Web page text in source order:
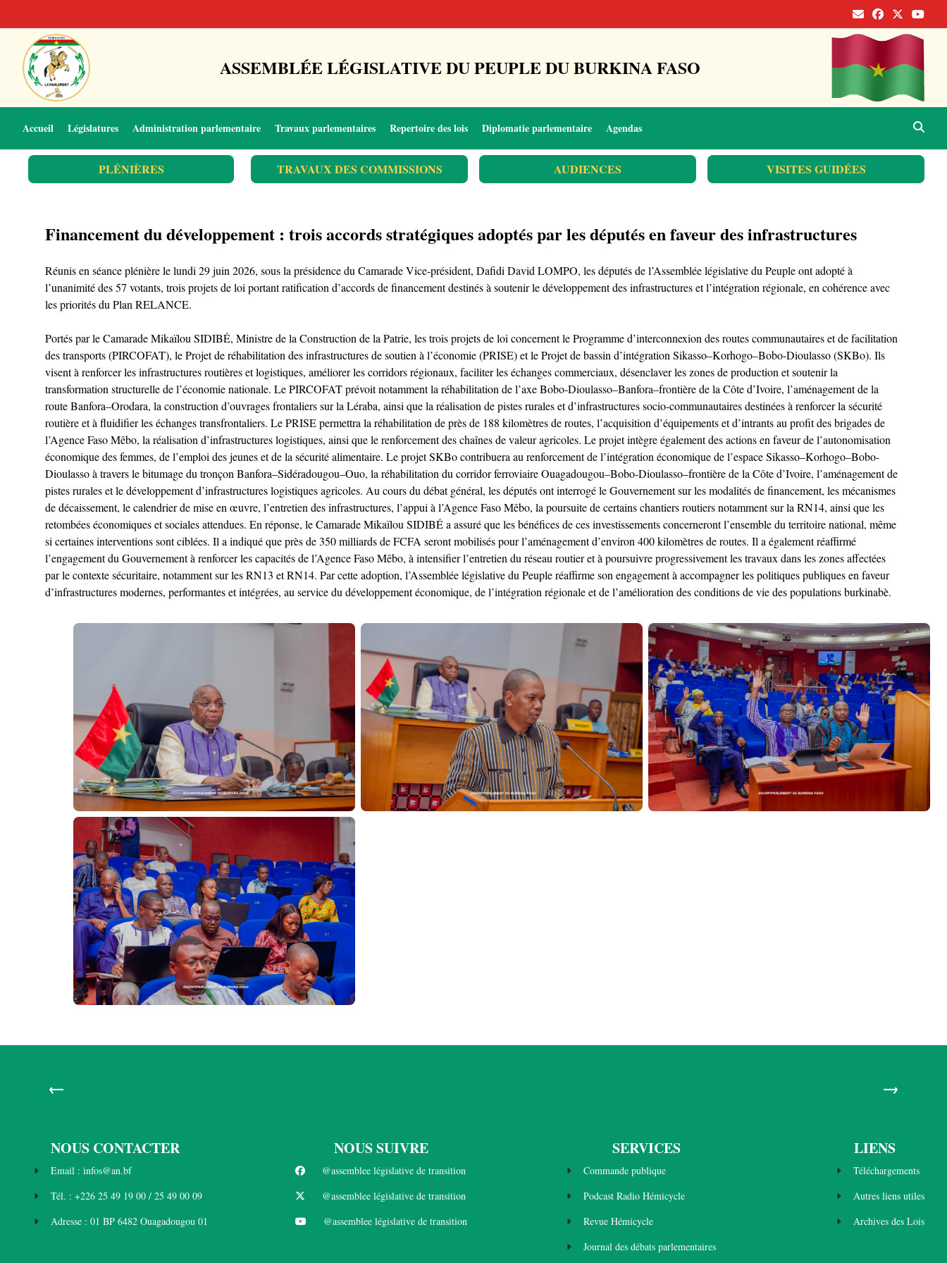
ASSEMBLÉE LÉGISLATIVE DU PEUPLE DU BURKINA FASO
Accueil Législatures Administration parlementaire Travaux parlementaires Repertoire des lois Diplomatie parlementaire Agendas
PLÉNIÈRES TRAVAUX DES COMMISSIONS AUDIENCES VISITES GUIDÉES
Financement du développement : trois accords stratégiques adoptés par les députés en faveur des infrastructures
Réunis en séance plénière le lundi 29 juin 2026, sous la présidence du Camarade Vice-président, Dafidi David LOMPO, les députés de l’Assemblée législative du Peuple ont adopté à
l’unanimité des 57 votants, trois projets de loi portant ratification d’accords de financement destinés à soutenir le développement des infrastructures et l’intégration régionale, en cohérence avec
les priorités du Plan RELANCE.
Portés par le Camarade Mikaïlou SIDIBÉ, Ministre de la Construction de la Patrie, les trois projets de loi concernent le Programme d’interconnexion des routes communautaires et de facilitation
des transports (PIRCOFAT), le Projet de réhabilitation des infrastructures de soutien à l’économie (PRISE) et le Projet de bassin d’intégration Sikasso–Korhogo–Bobo-Dioulasso (SKBo). Ils
visent à renforcer les infrastructures routières et logistiques, améliorer les corridors régionaux, faciliter les échanges commerciaux, désenclaver les zones de production et soutenir la
transformation structurelle de l’économie nationale. Le PIRCOFAT prévoit notamment la réhabilitation de l’axe Bobo-Dioulasso–Banfora–frontière de la Côte d’Ivoire, l’aménagement de la
route Banfora–Orodara, la construction d’ouvrages frontaliers sur la Léraba, ainsi que la réalisation de pistes rurales et d’infrastructures socio-communautaires destinées à renforcer la sécurité
routière et à fluidifier les échanges transfrontaliers. Le PRISE permettra la réhabilitation de près de 188 kilomètres de routes, l’acquisition d’équipements et d’intrants au profit des brigades de
l’Agence Faso Mêbo, la réalisation d’infrastructures logistiques, ainsi que le renforcement des chaînes de valeur agricoles. Le projet intègre également des actions en faveur de l’autonomisation
économique des femmes, de l’emploi des jeunes et de la sécurité alimentaire. Le projet SKBo contribuera au renforcement de l’intégration économique de l’espace Sikasso–Korhogo–Bobo-
Dioulasso à travers le bitumage du tronçon Banfora–Sidéradougou–Ouo, la réhabilitation du corridor ferroviaire Ouagadougou–Bobo-Dioulasso–frontière de la Côte d’Ivoire, l’aménagement de
pistes rurales et le développement d’infrastructures logistiques agricoles. Au cours du débat général, les députés ont interrogé le Gouvernement sur les modalités de financement, les mécanismes
de décaissement, le calendrier de mise en œuvre, l’entretien des infrastructures, l’appui à l’Agence Faso Mêbo, la poursuite de certains chantiers routiers notamment sur la RN14, ainsi que les
retombées économiques et sociales attendues. En réponse, le Camarade Mikaïlou SIDIBÉ a assuré que les bénéfices de ces investissements concerneront l’ensemble du territoire national, même
si certaines interventions sont ciblées. Il a indiqué que près de 350 milliards de FCFA seront mobilisés pour l’aménagement d’environ 400 kilomètres de routes. Il a également réaffirmé
l’engagement du Gouvernement à renforcer les capacités de l’Agence Faso Mêbo, à intensifier l’entretien du réseau routier et à poursuivre progressivement les travaux dans les zones affectées
par le contexte sécuritaire, notamment sur les RN13 et RN14. Par cette adoption, l’Assemblée législative du Peuple réaffirme son engagement à accompagner les politiques publiques en faveur
d’infrastructures modernes, performantes et intégrées, au service du développement économique, de l’intégration régionale et de l’amélioration des conditions de vie des populations burkinabè.
← →
NOUS CONTACTER
Email : infos@an.bf
Tél. : +226 25 49 19 00 / 25 49 00 09
Adresse : 01 BP 6482 Ouagadougou 01
NOUS SUIVRE
@assemblee législative de transition
@assemblee législative de transition
@assemblee législative de transition
SERVICES
Commande publique
Podcast Radio Hémicycle
Revue Hémicycle
Journal des débats parlementaires
LIENS
Téléchargements
Autres liens utiles
Archives des Lois